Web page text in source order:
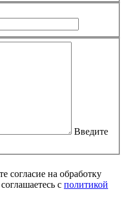
Введите
согласие на обработку
с политикой